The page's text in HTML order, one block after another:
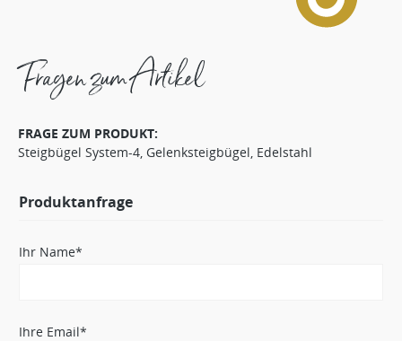
Fragen zum Artikel
FRAGE ZUM PRODUKT:
Steigbügel System-4, Gelenksteigbügel, Edelstahl
Produktanfrage
Ihr Name*
Ihre Email*